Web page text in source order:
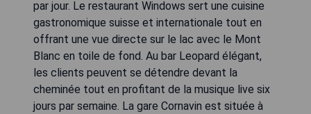
par jour. Le restaurant Windows sert une cuisine
gastronomique suisse et internationale tout en
offrant une vue directe sur le lac avec le Mont
Blanc en toile de fond. Au bar Leopard élégant,
les clients peuvent se détendre devant la
cheminée tout en profitant de la musique live six
jours par semaine. La gare Cornavin est située à